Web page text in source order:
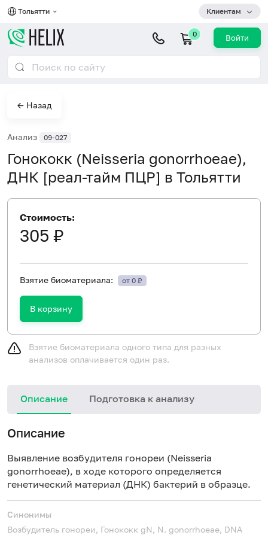
Тольятти Клиентам
0 Войти
← Назад
Анализ 09-027
Гонококк (Neisseria gonorrhoeae),
ДНК [реал-тайм ПЦР] в Тольятти
Стоимость:
305 ₽
Взятие биоматериала: от 0 ₽
В корзину
Взятие биоматериала одного типа для разных
анализов оплачивается один раз.
Описание Подготовка к анализу
Описание
Выявление возбудителя гонореи (Neisseria
gonorrhoeae), в ходе которого определяется
генетический материал (ДНК) бактерий в образце.
Синонимы
Возбудитель гонореи, Гонококк gN, N. gonorrhoeae, DNA